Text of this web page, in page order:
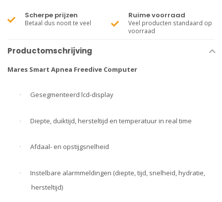
Scherpe prijzen
Betaal dus nooit te veel
Ruime voorraad
Veel producten standaard op
voorraad
Productomschrijving
Mares Smart Apnea Freedive Computer
· Gesegmenteerd lcd-display
· Diepte, duiktijd, hersteltijd en temperatuur in real time
· Afdaal- en opstijgsnelheid
·
Instelbare alarmmeldingen (diepte, tijd, snelheid, hydratie,
hersteltijd)